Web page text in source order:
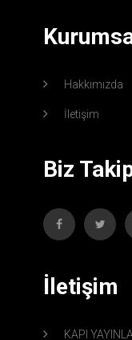
Hakkımızda
İletişim
Biz
İletişim
KAPI